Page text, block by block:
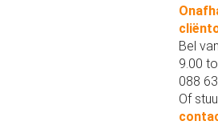
Bel
9.00
088
Of